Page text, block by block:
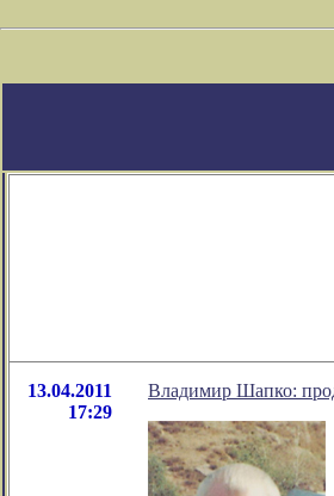
13.04.2011
17:29
Владимир Шапко: